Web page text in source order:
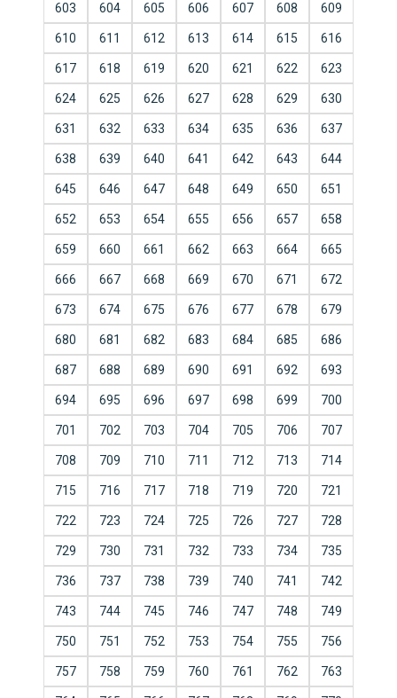
603 604 605 606 607 608 609
610 611 612 613 614 615 616
617 618 619 620 621 622 623
624 625 626 627 628 629 630
631 632 633 634 635 636 637
638 639 640 641 642 643 644
645 646 647 648 649 650 651
652 653 654 655 656 657 658
659 660 661 662 663 664 665
666 667 668 669 670 671 672
673 674 675 676 677 678 679
680 681 682 683 684 685 686
687 688 689 690 691 692 693
694 695 696 697 698 699 700
701 702 703 704 705 706 707
708 709 710 711 712 713 714
715 716 717 718 719 720 721
722 723 724 725 726 727 728
729 730 731 732 733 734 735
736 737 738 739 740 741 742
743 744 745 746 747 748 749
750 751 752 753 754 755 756
757 758 759 760 761 762 763